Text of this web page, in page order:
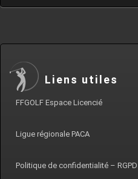
Liens utiles
FFGOLF Espace Licencié
Ligue régionale PACA
Politique de confidentialité – RGPD